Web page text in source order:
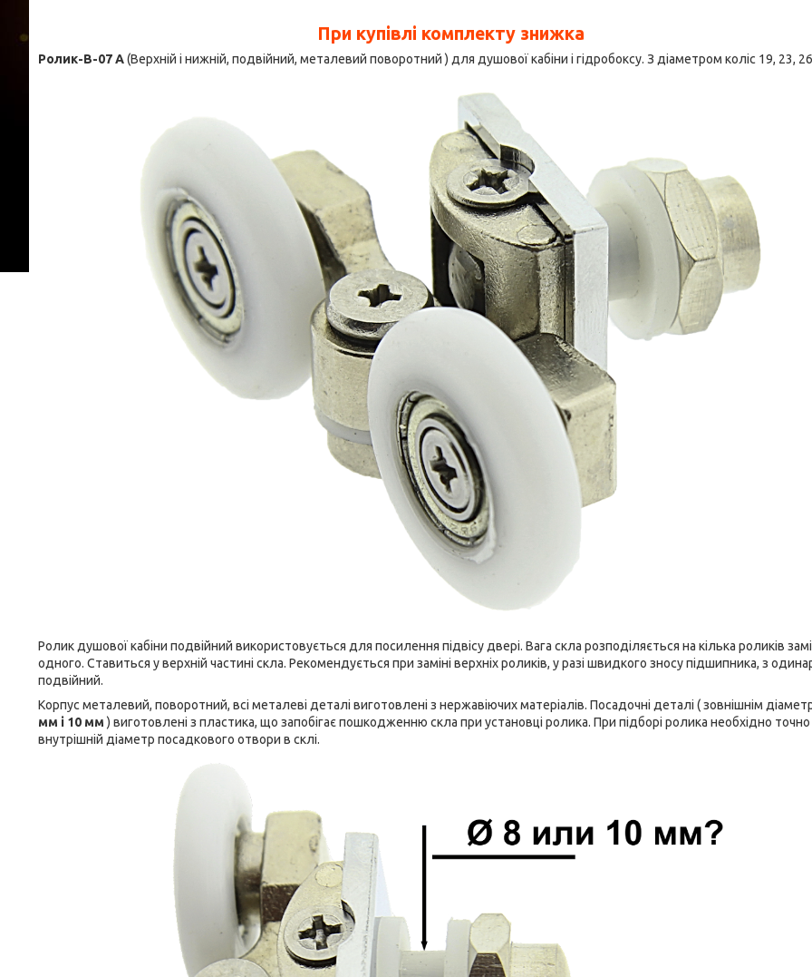
При купівлі комплекту знижка
Ролик-В-07 А(Верхній і нижній, подвійний, металевий поворотний ) для душової кабіни і гідробоксу. З діаметром коліс 19, 23,
Ролик душової кабіни подвійний використовується для посилення підвісу двері. Вага скла розподіляється на кілька роликів
одного. Ставиться у верхній частині скла. Рекомендується при заміні верхніх роликів, у разі швидкого зносу підшипника, з
подвійний.
Корпус металевий, поворотний, всі металеві деталі виготовлені з нержавіючих матеріалів. Посадочні деталі ( зовнішнім
мм і 10 мм ) виготовлені з пластика, що запобігає пошкодженню скла при установці ролика. При підборі ролика необхідно точно
внутрішній діаметр посадкового отвори в склі.